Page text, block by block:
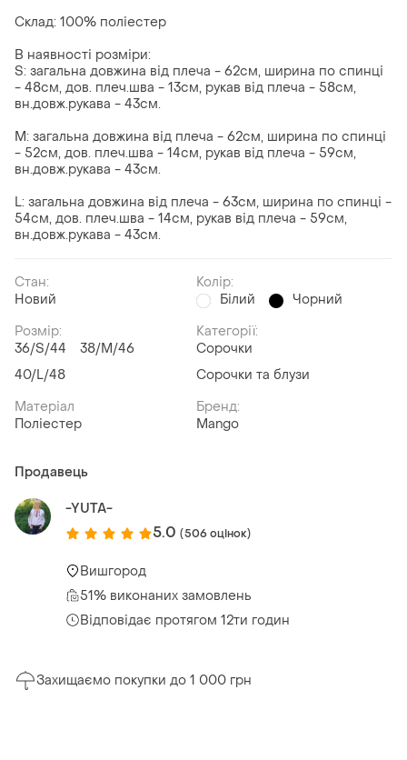
Склад: 100% поліестер
В наявності розміри:
S: загальна довжина від плеча - 62см, ширина по спинці
- 48см, дов. плеч.шва - 13см, рукав від плеча - 58см,
вн.довж.рукава - 43см.
M: загальна довжина від плеча - 62см, ширина по спинці
- 52см, дов. плеч.шва - 14см, рукав від плеча - 59см,
вн.довж.рукава - 43см.
L: загальна довжина від плеча - 63см, ширина по спинці -
54см, дов. плеч.шва - 14см, рукав від плеча - 59см,
вн.довж.рукава - 43см.
Стан:
Новий
Колір:
Білий
Чорний
Розмір:
36/S/44
38/M/46
40/L/48
Категорії:
Сорочки
Сорочки та блузи
Матеріал
Поліестер
Бренд:
Mango
Продавець
-YUTA-
5.0 (506 оцінок)
Вишгород
51% виконаних замовлень
Відповідає протягом 12ти годин
Захищаємо покупки до 1 000 грн